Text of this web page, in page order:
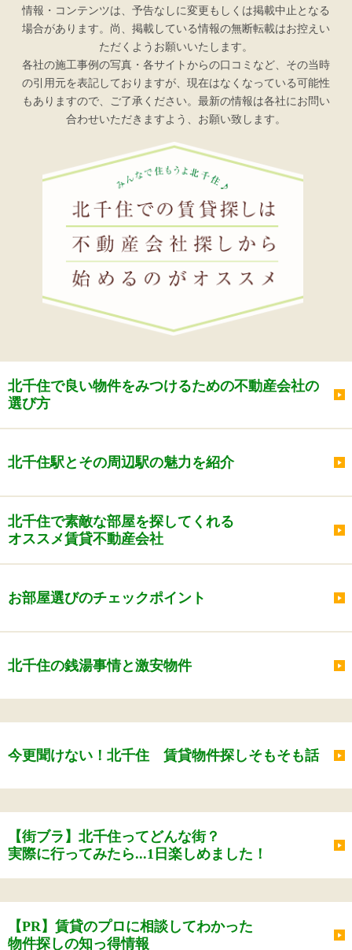
情報・コンテンツは、予告なしに変更もしくは掲載中止となる
場合があります。尚、掲載している情報の無断転載はお控えい
ただくようお願いいたします。
各社の施工事例の写真・各サイトからの口コミなど、その当時
の引用元を表記しておりますが、現在はなくなっている可能性
もありますので、ご了承ください。最新の情報は各社にお問い
合わせいただきますよう、お願い致します。
北千住で良い物件をみつけるための不動産会社の
選び方
北千住駅とその周辺駅の魅力を紹介
北千住で素敵な部屋を探してくれる
オススメ賃貸不動産会社
お部屋選びのチェックポイント
北千住の銭湯事情と激安物件
今更聞けない！北千住 賃貸物件探しそもそも話
【街ブラ】北千住ってどんな街？
実際に行ってみたら...1日楽しめました！
【PR】賃貸のプロに相談してわかった
物件探しの知っ得情報